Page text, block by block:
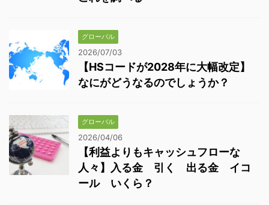
グローバル
2026/07/03
【HSコードが2028年に大幅改定】
なにがどうなるのでしょうか？
グローバル
2026/04/06
【利益よりもキャッシュフローな
人々】入る金 引く 出る金 イコ
ール いくら？